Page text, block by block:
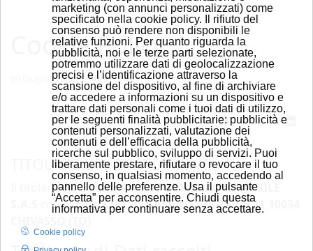
marketing (con annunci personalizzati) come
specificato nella cookie policy. Il rifiuto del
consenso può rendere non disponibili le
relative funzioni. Per quanto riguarda la
pubblicità, noi e le terze parti selezionate,
potremmo utilizzare dati di geolocalizzazione
precisi e l’identificazione attraverso la
scansione del dispositivo, al fine di archiviare
e/o accedere a informazioni su un dispositivo e
trattare dati personali come i tuoi dati di utilizzo,
per le seguenti finalità pubblicitarie: pubblicità e
contenuti personalizzati, valutazione dei
contenuti e dell’efficacia della pubblicità,
ricerche sul pubblico, sviluppo di servizi. Puoi
liberamente prestare, rifiutare o revocare il tuo
consenso, in qualsiasi momento, accedendo al
pannello delle preferenze. Usa il pulsante
“Accetta” per acconsentire. Chiudi questa
informativa per continuare senza accettare.
Cookie policy
Cookie Policy
09 Giugno 2024 Visite: 1430
TITOLARE DEL TRATTAMENTO
Il titolare del trattamento èTORINO AUTOMOBILE
con sede inCORSO GALILEO FERRARIS 11 10034